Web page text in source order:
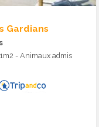
Gardians
- Animaux admis